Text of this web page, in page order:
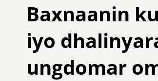
Baxnaanin
iyo
ungdomar